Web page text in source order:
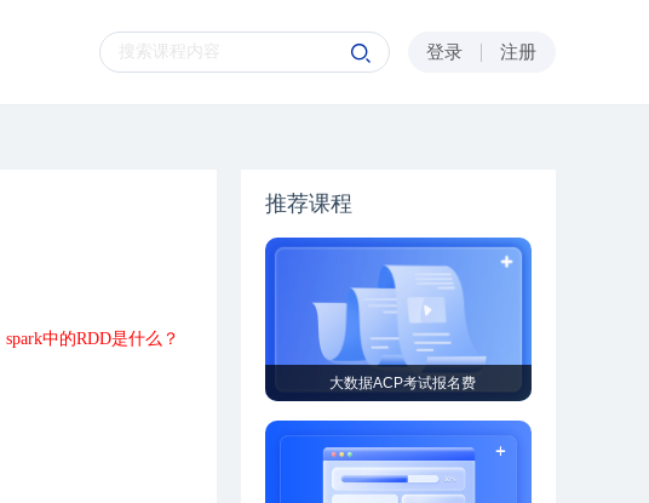
登录 注册
spark中的RDD是什么？
推荐课程
大数据ACP考试报名费